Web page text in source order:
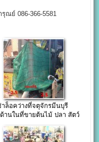
ณย์ 086-366-5581
าล็อคว่างที่จตุจักรมีนบุรี
านในที่ขายต้นไม้ ปลา สัตว์